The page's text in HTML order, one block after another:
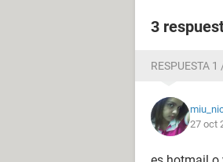
3
RESPUESTA 1
27 oct